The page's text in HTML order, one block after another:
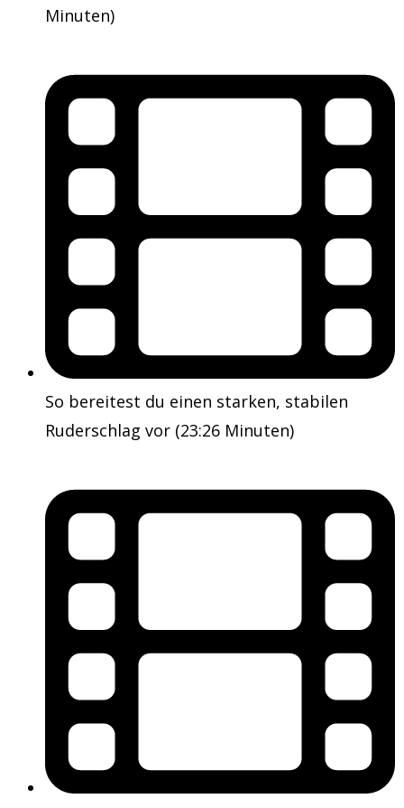
Minuten)
So bereitest du einen starken, stabilen
Ruderschlag vor (23:26 Minuten)